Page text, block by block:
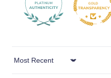
Sort by